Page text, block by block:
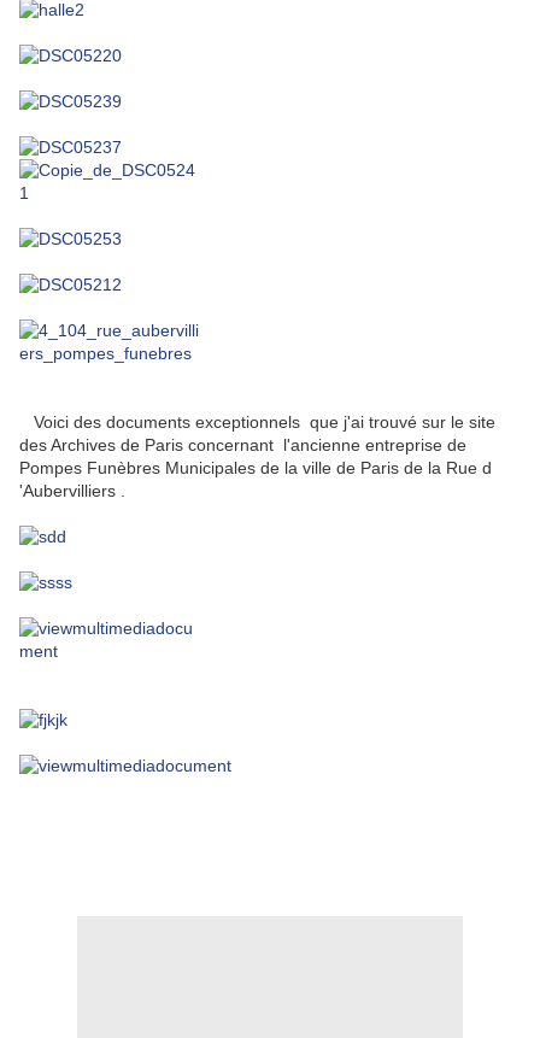
Voici des documents exceptionnels que j'ai trouvé sur le site
des Archives de Paris concernant l'ancienne entreprise de
Pompes Funèbres Municipales de la ville de Paris de la Rue d
'Aubervilliers .